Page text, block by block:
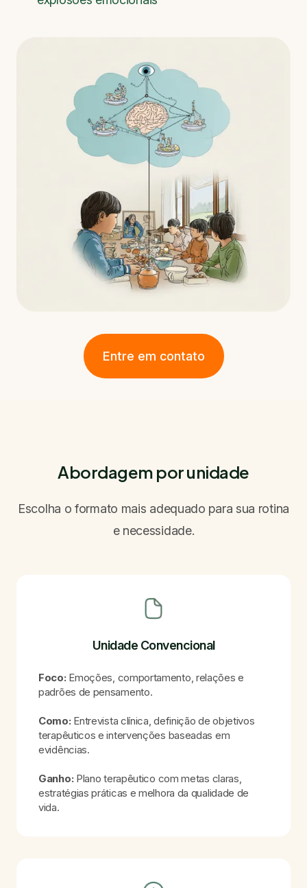
Entre em contato
Abordagem por unidade
Escolha o formato mais adequado para sua rotina
e necessidade.
Unidade Convencional
Foco: Emoções, comportamento, relações e
padrões de pensamento.
Como: Entrevista clínica, definição de objetivos
terapêuticos e intervenções baseadas em
evidências.
Ganho: Plano terapêutico com metas claras,
estratégias práticas e melhora da qualidade de
vida.